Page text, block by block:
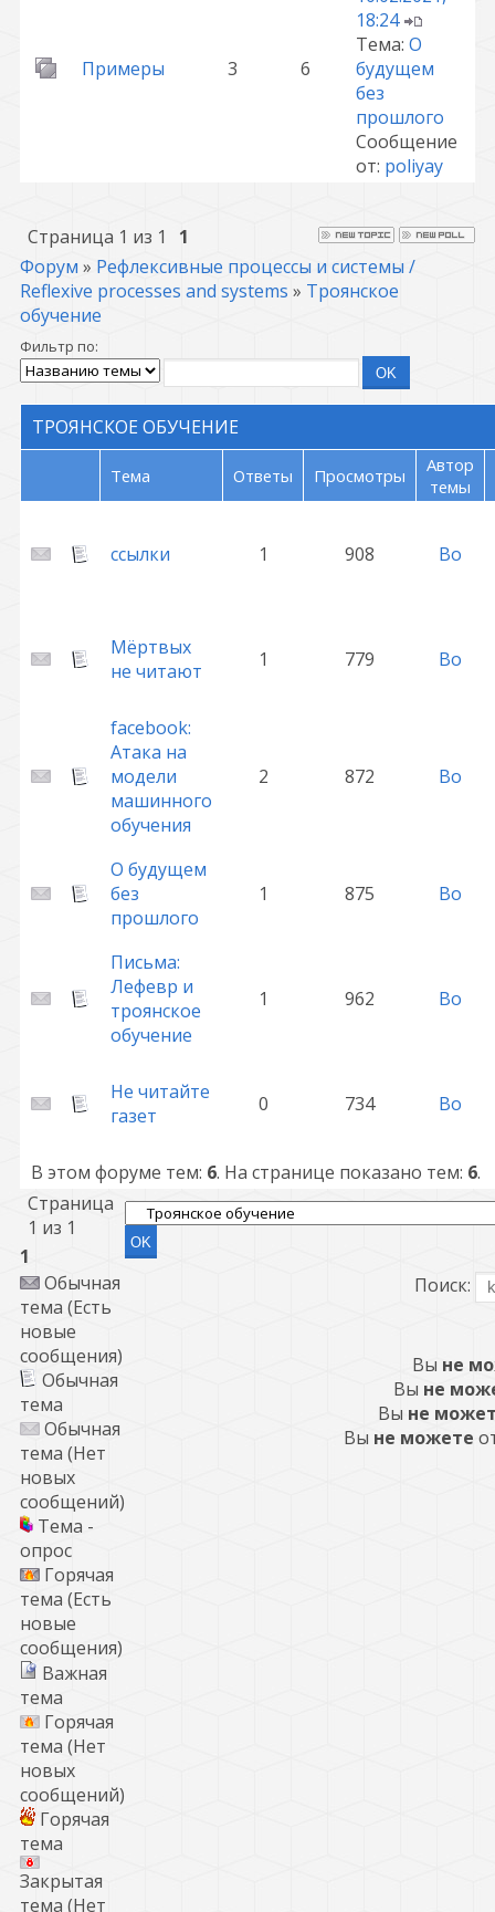
Примеры 3 6
18:24
Тема: О
будущем
без
прошлого
Сообщение
от: poliyay
Страница 1 из 1
1
Форум » Рефлексивные процессы и системы /
Reflexive processes and systems » Троянское
обучение
Фильтр по:
ТРОЯНСКОЕ ОБУЧЕНИЕ
Тема Ответы Просмотры
Автор
темы
ссылки 1 908 Bo
Мёртвых
не читают
1 779 Bo
facebook:
Атака на
модели
машинного
обучения
2 872 Bo
О будущем
без
прошлого
1 875 Bo
Письма:
Лефевр и
троянское
обучение
1 962 Bo
Не читайте
газет
0 734 Bo
В этом форуме тем: 6. На странице показано тем: 6.
Страница
1 из 1
1
Обычная
тема (Есть
новые
сообщения)
Обычная
тема
Обычная
тема (Нет
новых
сообщений)
Тема -
опрос
Горячая
тема (Есть
новые
сообщения)
Важная
тема
Горячая
тема (Нет
новых
сообщений)
Горячая
тема
Закрытая
тема (Нет
Поиск:
Вы не
Вы не
Вы не
Вы не можете